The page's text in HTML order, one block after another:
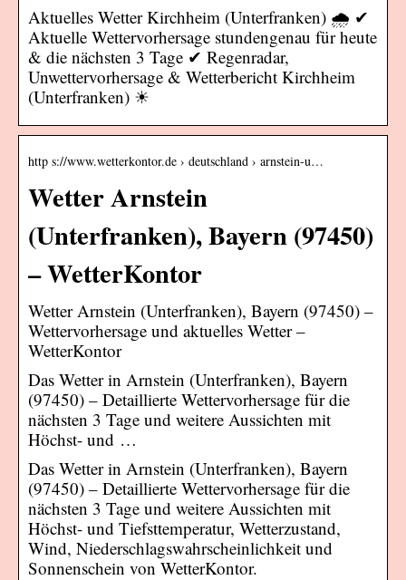
Aktuelles Wetter Kirchheim (Unterfranken) 🌧️ ✔
Aktuelle Wettervorhersage stundengenau für heute
& die nächsten 3 Tage ✔ Regenradar,
Unwettervorhersage & Wetterbericht Kirchheim
(Unterfranken) ☀
http s://www.wetterkontor.de › deutschland › arnstein-u…
Wetter Arnstein
(Unterfranken), Bayern (97450)
– WetterKontor
Wetter Arnstein (Unterfranken), Bayern (97450) –
Wettervorhersage und aktuelles Wetter –
WetterKontor
Das Wetter in Arnstein (Unterfranken), Bayern
(97450) – Detaillierte Wettervorhersage für die
nächsten 3 Tage und weitere Aussichten mit
Höchst- und …
Das Wetter in Arnstein (Unterfranken), Bayern
(97450) – Detaillierte Wettervorhersage für die
nächsten 3 Tage und weitere Aussichten mit
Höchst- und Tiefsttemperatur, Wetterzustand,
Wind, Niederschlagswahrscheinlichkeit und
Sonnenschein von WetterKontor.